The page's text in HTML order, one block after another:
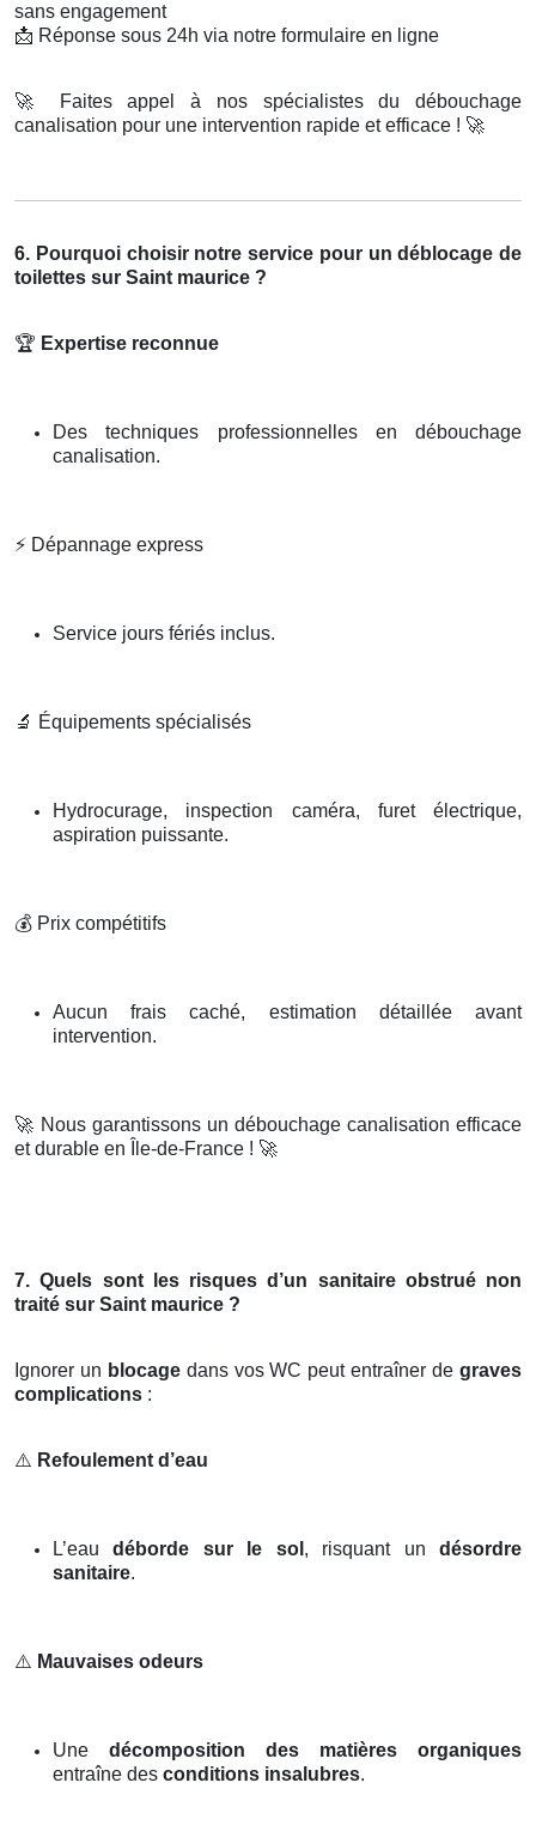
sans engagement
📩 Réponse sous 24h via notre formulaire en ligne
🚀
Faites appel à nos spécialistes du débouchage
canalisation pour une intervention rapide et efficace ! 🚀
6. Pourquoi choisir notre service pour un déblocage de
toilettes sur Saint maurice ?
🏆 Expertise reconnue
Des techniques professionnelles en débouchage
canalisation.
⚡ Dépannage express
Service jours fériés inclus.
🔬 Équipements spécialisés
Hydrocurage, inspection caméra, furet électrique,
aspiration puissante.
💰 Prix compétitifs
Aucun frais caché, estimation détaillée avant
intervention.
🚀 Nous garantissons un débouchage canalisation efficace
et durable en Île-de-France ! 🚀
7. Quels sont les risques d’un sanitaire obstrué non
traité sur Saint maurice ?
Ignorer un blocagedans vos WC peut entraîner degraves
complications :
⚠️ Refoulement d’eau
L’eaudéborde sur le sol , risquant undésordre
sanitaire.
⚠️ Mauvaises odeurs
Une décomposition des matières organiques
entraîne des conditions insalubres.